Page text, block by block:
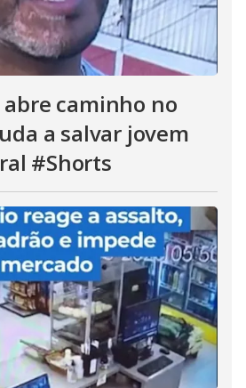
caminho no
a salvar jovem
#Shorts